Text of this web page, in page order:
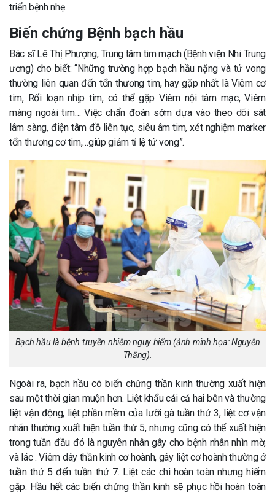
triển bệnh nhẹ.
Biến chứng Bệnh bạch hầu
Bác sĩ Lê Thị Phượng, Trung tâm tim mạch (Bệnh viện Nhi Trung
ương) cho biết: “Những trường hợp bạch hầu nặng và tử vong
thường liên quan đến tổn thương tim, hay gặp nhất là Viêm cơ
tim, Rối loạn nhịp tim, có thể gặp Viêm nội tâm mạc, Viêm
màng ngoài tim… Việc chẩn đoán sớm dựa vào theo dõi sát
lâm sàng, điện tâm đồ liên tục, siêu âm tim, xét nghiệm marker
tổn thương cơ tim,…giúp giảm tỉ lệ tử vong”.
Bạch hầu là bệnh truyền nhiễm nguy hiểm (ảnh minh họa: Nguyễn
Thắng).
Ngoài ra, bạch hầu có biến chứng thần kinh thường xuất hiện
sau một thời gian muộn hơn. Liệt khẩu cái cả hai bên và thường
liệt vận động, liệt phần mềm của lưỡi gà tuần thứ 3, liệt cơ vận
nhãn thường xuất hiện tuần thứ 5, nhưng cũng có thể xuất hiện
trong tuần đầu đó là nguyên nhân gây cho bệnh nhân nhìn mờ,
và lác . Viêm dây thần kinh cơ hoành, gây liệt cơ hoành thường ở
tuần thứ 5 đến tuần thứ 7. Liệt các chi hoàn toàn nhưng hiếm
gặp. Hầu hết các biến chứng thần kinh sẽ phục hồi hoàn toàn